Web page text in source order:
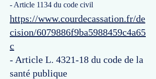
- Article 1134 du code civil
https://www.courdecassation.fr/de
cision/6079886f9ba5988459c4a65
c
- Article L. 4321-18 du code de la
santé publique